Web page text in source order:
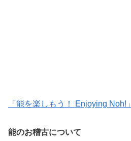
「能を楽しもう！ Enjoying Noh!」
能のお稽古について